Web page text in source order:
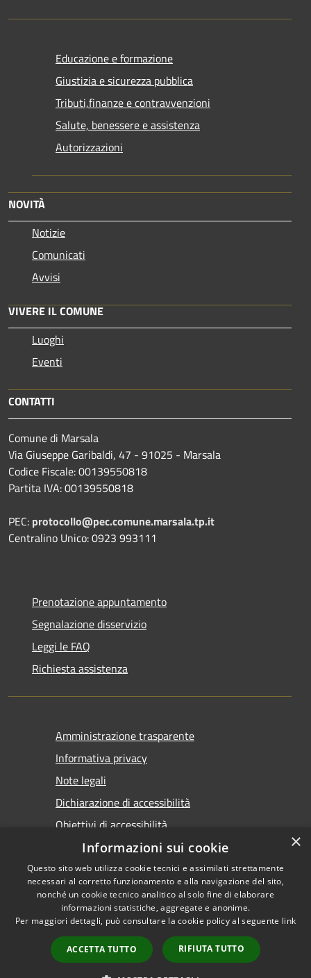
Educazione e formazione
Giustizia e sicurezza pubblica
Tributi,finanze e contravvenzioni
Salute, benessere e assistenza
Autorizzazioni
NOVITÀ
Notizie
Comunicati
Avvisi
VIVERE IL COMUNE
Luoghi
Eventi
CONTATTI
Comune di Marsala
Via Giuseppe Garibaldi, 47 - 91025 - Marsala
Codice Fiscale: 00139550818
Partita IVA: 00139550818
PEC: protocollo@pec.comune.marsala.tp.it
Centralino Unico: 0923 993111
Prenotazione appuntamento
Segnalazione disservizio
Leggi le FAQ
Richiesta assistenza
Amministrazione trasparente
Informativa privacy
Note legali
Dichiarazione di accessibilità
Obiettivi di accessibilità
Accessibilità
Copyright © 2026 • Comune di
Marsala • Powered by
Municipium•
Accesso
redazione
×
Informazioni sui cookie
Questo sito web utilizza cookie tecnici e assimilati strettamente
necessari al corretto funzionamento e alla navigazione del sito,
nonché un cookie tecnico analitico al solo fine di elaborare
informazioni statistiche, aggregate e anonime.
Per maggiori dettagli, può consultare la cookie policy al seguente link
ACCETTA TUTTO RIFIUTA TUTTO